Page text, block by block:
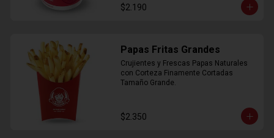
$2.190
Papas Fritas Grandes
Crujientes y Frescas Papas Naturales
con Corteza Finamente Cortadas
Tamaño Grande.
$2.350